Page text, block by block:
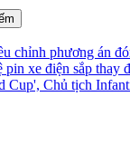
chỉnh phương án
pin xe điện sắp thay
Cup', Chủ tịch